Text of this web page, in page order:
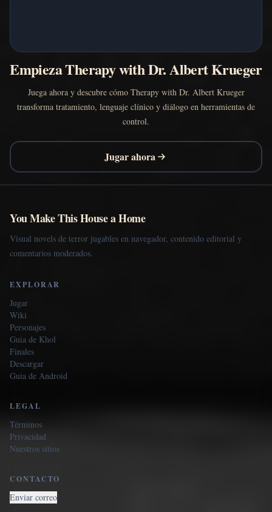
Empieza Therapy with Dr. Albert Krueger
Juega ahora y descubre cómo Therapy with Dr. Albert Krueger
transforma tratamiento, lenguaje clínico y diálogo en herramientas de
control.
Jugar ahora
You Make This House a Home
Visual novels de terror jugables en navegador, contenido editorial y
comentarios moderados.
EXPLORAR
Jugar
Wiki
Personajes
Guia de Khol
Finales
Descargar
Guia de Android
LEGAL
Términos
Privacidad
Nuestros sitios
CONTACTO
Enviar correo